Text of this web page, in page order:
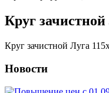
Круг зачистной
Круг зачистной Луга
Новости